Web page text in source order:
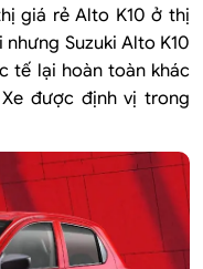
giá rẻ Alto K10 ở thị
Suzuki Alto K10
tế lại hoàn toàn khác
được định vị trong